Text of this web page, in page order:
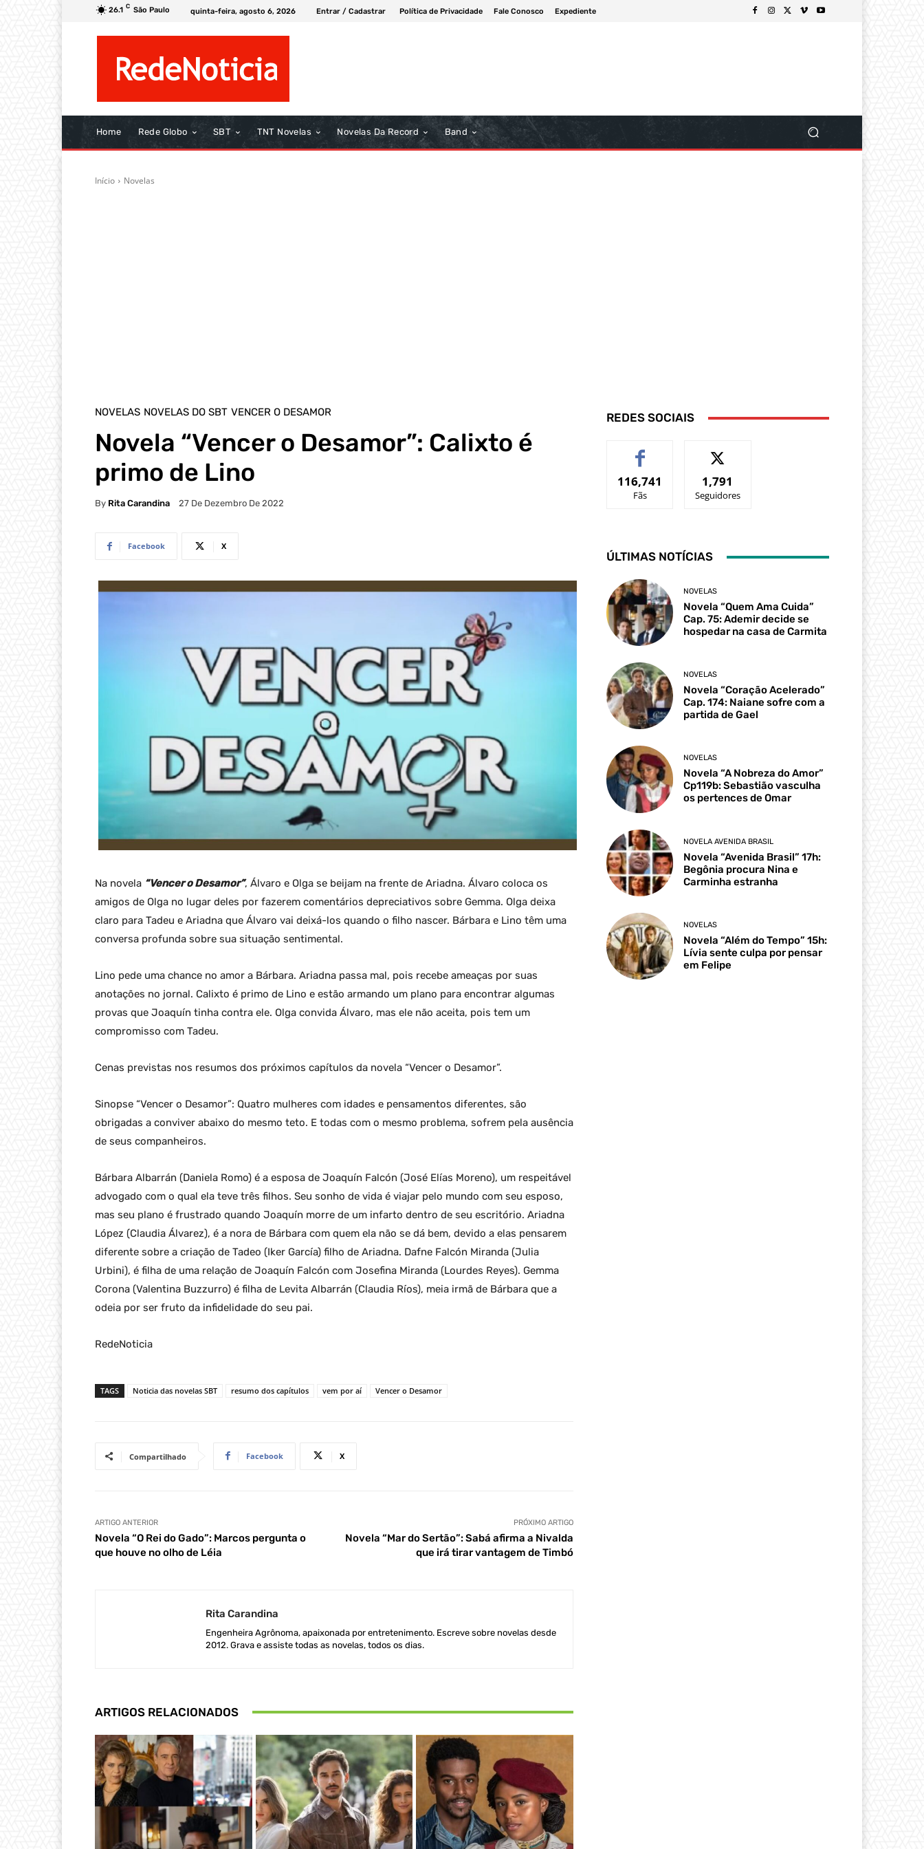
26.1 C São Paulo quinta-feira, agosto 6, 2026 Entrar / Cadastrar Política de Privacidade Fale Conosco Expediente
Home Rede Globo SBT TNT Novelas Novelas Da Record Band
Início Novelas
NOVELAS NOVELAS DO SBT VENCER O DESAMOR
Novela “Vencer o Desamor”: Calixto é
primo de Lino
By Rita Carandina 27 De Dezembro De 2022
Facebook X
Na novela “Vencer o Desamor”, Álvaro e Olga se beijam na frente de Ariadna. Álvaro coloca os
amigos de Olga no lugar deles por fazerem comentários depreciativos sobre Gemma. Olga deixa
claro para Tadeu e Ariadna que Álvaro vai deixá-los quando o filho nascer. Bárbara e Lino têm uma
conversa profunda sobre sua situação sentimental.
Lino pede uma chance no amor a Bárbara. Ariadna passa mal, pois recebe ameaças por suas
anotações no jornal. Calixto é primo de Lino e estão armando um plano para encontrar algumas
provas que Joaquín tinha contra ele. Olga convida Álvaro, mas ele não aceita, pois tem um
compromisso com Tadeu.
Cenas previstas nos resumos dos próximos capítulos da novela “Vencer o Desamor”.
Sinopse “Vencer o Desamor”: Quatro mulheres com idades e pensamentos diferentes, são
obrigadas a conviver abaixo do mesmo teto. E todas com o mesmo problema, sofrem pela ausência
de seus companheiros.
Bárbara Albarrán (Daniela Romo) é a esposa de Joaquín Falcón (José Elías Moreno), um respeitável
advogado com o qual ela teve três filhos. Seu sonho de vida é viajar pelo mundo com seu esposo,
mas seu plano é frustrado quando Joaquín morre de um infarto dentro de seu escritório. Ariadna
López (Claudia Álvarez), é a nora de Bárbara com quem ela não se dá bem, devido a elas pensarem
diferente sobre a criação de Tadeo (Iker García) filho de Ariadna. Dafne Falcón Miranda (Julia
Urbini), é filha de uma relação de Joaquín Falcón com Josefina Miranda (Lourdes Reyes). Gemma
Corona (Valentina Buzzurro) é filha de Levita Albarrán (Claudia Ríos), meia irmã de Bárbara que a
odeia por ser fruto da infidelidade do seu pai.
RedeNoticia
TAGS Noticia das novelas SBT resumo dos capítulos vem por aí Vencer o Desamor
Compartilhado Facebook X
ARTIGO ANTERIOR
Novela “O Rei do Gado”: Marcos pergunta o
que houve no olho de Léia
PRÓXIMO ARTIGO
Novela “Mar do Sertão”: Sabá afirma a Nivalda
que irá tirar vantagem de Timbó
Rita Carandina
Engenheira Agrônoma, apaixonada por entretenimento. Escreve sobre novelas desde
2012. Grava e assiste todas as novelas, todos os dias.
ARTIGOS RELACIONADOS
REDES SOCIAIS
116,741
Fãs
1,791
Seguidores
ÚLTIMAS NOTÍCIAS
NOVELAS
Novela “Quem Ama Cuida”
Cap. 75: Ademir decide se
hospedar na casa de Carmita
NOVELAS
Novela “Coração Acelerado”
Cap. 174: Naiane sofre com a
partida de Gael
NOVELAS
Novela “A Nobreza do Amor”
Cp119b: Sebastião vasculha
os pertences de Omar
NOVELA AVENIDA BRASIL
Novela “Avenida Brasil” 17h:
Begônia procura Nina e
Carminha estranha
NOVELAS
Novela “Além do Tempo” 15h:
Lívia sente culpa por pensar
em Felipe